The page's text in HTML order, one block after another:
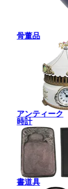
骨董品
アンティーク
時計
書道具